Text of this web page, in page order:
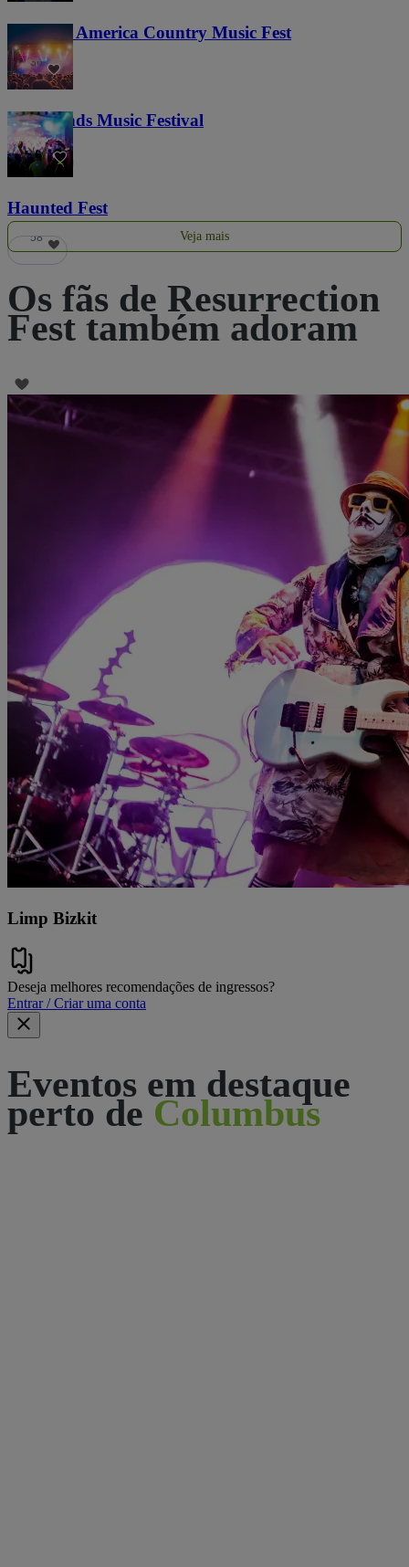
Voices of America Country Music Fest
36
Lost Lands Music Festival
121
Haunted Fest
58 Veja mais
Os fãs de Resurrection
Fest também adoram
Limp Bizkit
Deseja melhores recomendações de ingressos?
Entrar / Criar uma conta
Eventos em destaque
perto de Columbus